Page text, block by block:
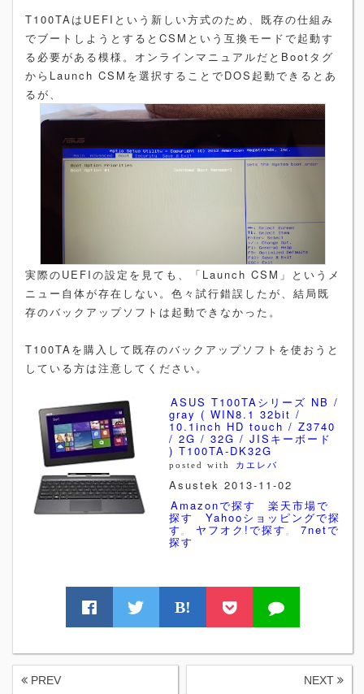
T100TAはUEFIという新しい方式のため、既存の仕組み
でブートしようとするとCSMという互換モードで起動す
る必要がある模様。オンラインマニュアルだとBootタグ
からLaunch CSMを選択することでDOS起動できるとあ
るが、
実際のUEFIの設定を見ても、「Launch CSM」というメ
ニュー自体が存在しない。色々試行錯誤したが、結局既
存のバックアップソフトは起動できなかった。
T100TAを購入して既存のバックアップソフトを使おうと
している方は注意してください。
ASUS T100TAシリーズ NB /
gray ( WIN8.1 32bit /
10.1inch HD touch / Z3740
/ 2G / 32G / JISキーボード
) T100TA-DK32G
posted with カエレバ
Asustek 2013-11-02
Amazonで探す
楽天市場で
探す Yahooショッピングで探
す ヤフオク!で探す 7netで
探す
B!
PREV NEXT